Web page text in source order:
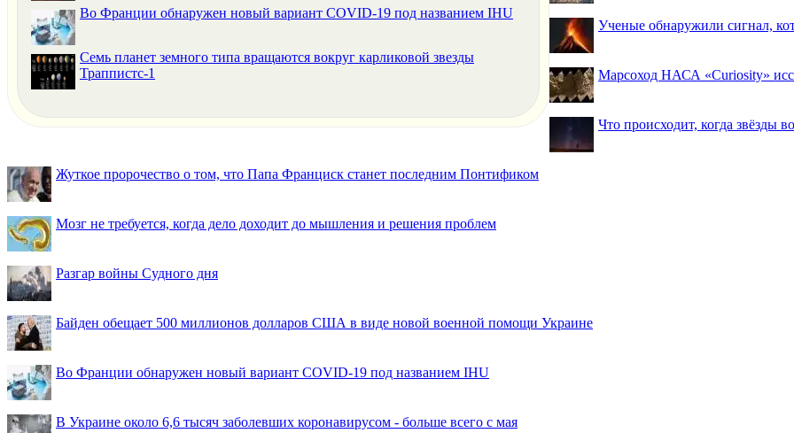
Во Франции обнаружен новый вариант COVID-19 под названием IHU
Семь планет земного типа вращаются вокруг карликовой звезды
Траппистс-1
Ученые обнаружили сигнал,
Марсоход НАСА «Curiosity»
Что происходит, когда звёзды
Жуткое пророчество о том, что Папа Франциск станет последним Понтификом
Мозг не требуется, когда дело доходит до мышления и решения проблем
Разгар войны Судного дня
Байден обещает 500 миллионов долларов США в виде новой военной помощи Украине
Во Франции обнаружен новый вариант COVID-19 под названием IHU
В Украине около 6,6 тысяч заболевших коронавирусом - больше всего с мая